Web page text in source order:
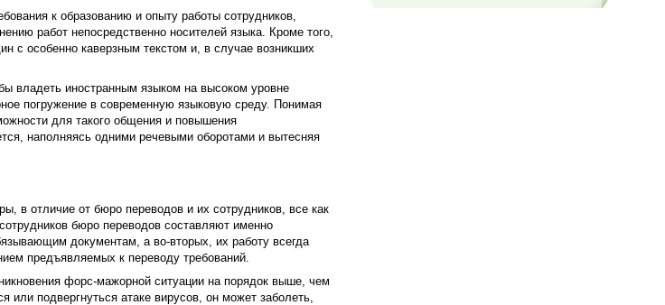
к образованию и опыту работы сотрудников,
работ непосредственно носителей языка. Кроме того,
с особенно каверзным текстом и, в случае возникших
владеть иностранным языком на высоком уровне
погружение в современную языковую среду. Понимая
для такого общения и повышения
наполняясь одними речевыми оборотами и вытесняя
в отличие от бюро переводов и их сотрудников, все как
бюро переводов составляют именно
документам, а во-вторых, их работу всегда
предъявляемых к переводу требований.
форс-мажорной ситуации на порядок выше, чем
подвергнуться атаке вирусов, он может заболеть,